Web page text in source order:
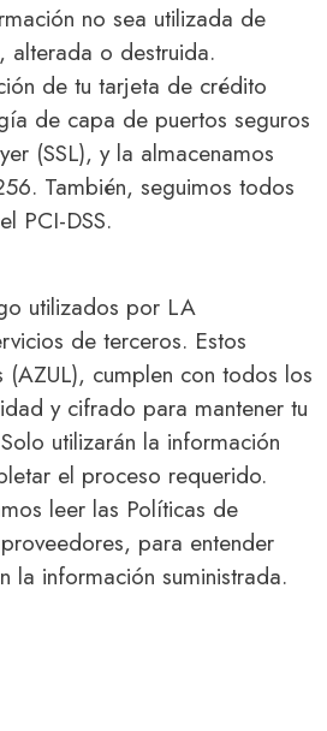
no sea utilizada de
alterada o destruida.
de tu tarjeta de crédito
de capa de puertos seguros
(SSL), y la almacenamos
También, seguimos todos
PCI-DSS.
utilizados por LA
de terceros. Estos
(AZUL), cumplen con todos los
y cifrado para mantener tu
utilizarán la información
el proceso requerido.
leer las Políticas de
para entender
la información suministrada.